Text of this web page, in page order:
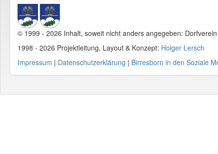
© 1999 - 2026 Inhalt, soweit nicht anders angegeben:
1998 - 2026 Projektleitung, Layout & Konzept: Holger Lersch
Impressum | Datenschutzerklärung | Birresborn in den Soziale